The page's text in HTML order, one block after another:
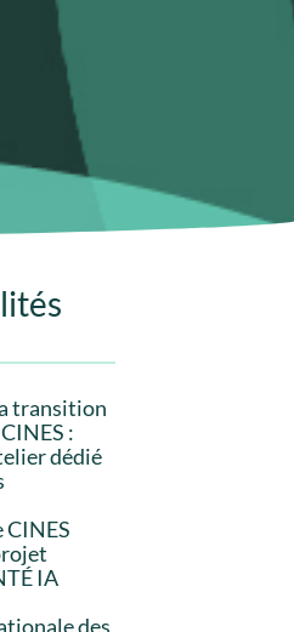
transition
:
dédié
CINES
IA
des